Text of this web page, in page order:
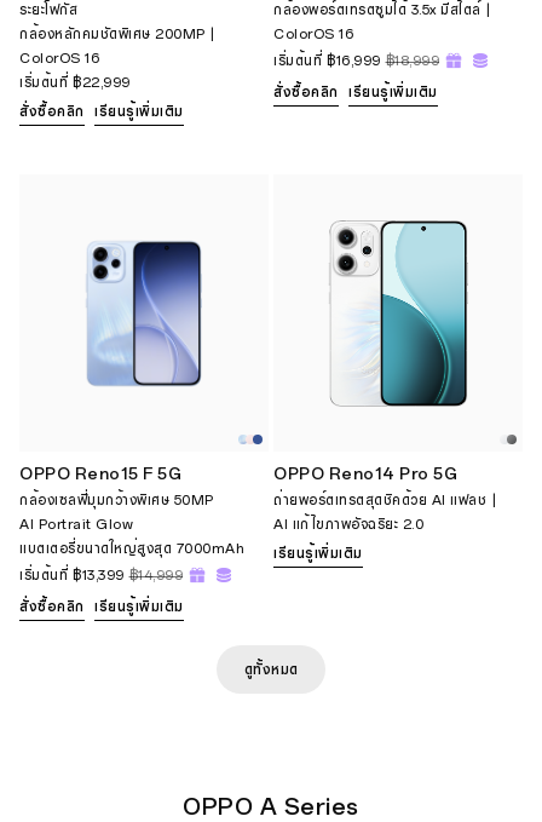
ระยะโฟกัส
กล้องหลักคมชัดพิเศษ 200MP |
ColorOS 16
เริ่มต้นที่ ฿22,999
สั่งซื้อคลิก
เรียนรู้เพิ่มเติม
กล้องพอร์ตเทรตซูมได้ 3.5x มีสไตล์ |
ColorOS 16
เริ่มต้นที่ ฿16,999 ฿18,999
สั่งซื้อคลิก เรียนรู้เพิ่มเติม
OPPO Reno15 F 5G
กล้องเซลฟี่มุมกว้างพิเศษ 50MP
AI Portrait Glow
แบตเตอรี่ขนาดใหญ่สูงสุด 7000mAh
เริ่มต้นที่ ฿13,399 ฿14,999
สั่งซื้อคลิก เรียนรู้เพิ่มเติม
OPPO Reno14 Pro 5G
ถ่ายพอร์ตเทรตสุดชิคด้วย AI แฟลช |
AI แก้ไขภาพอัจฉริยะ 2.0
เรียนรู้เพิ่มเติม
ดูทั้งหมด
OPPO A Series